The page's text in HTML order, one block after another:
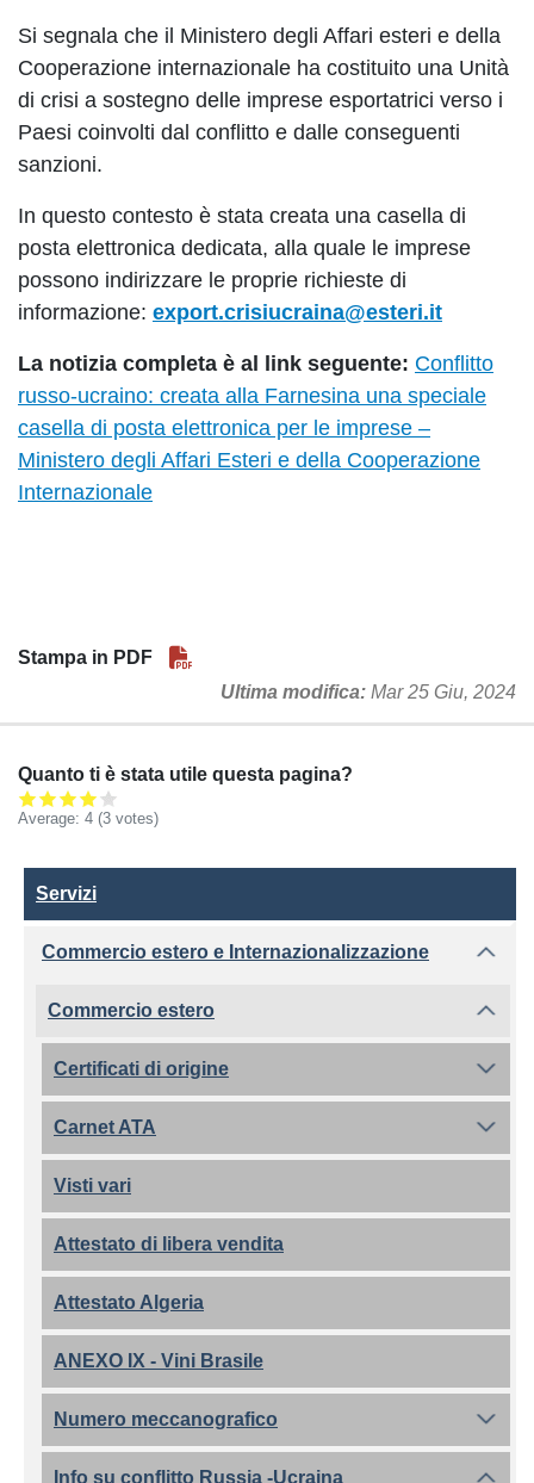
Si segnala che il Ministero degli Affari esteri e della
Cooperazione internazionale ha costituito una Unità
di crisi a sostegno delle imprese esportatrici verso i
Paesi coinvolti dal conflitto e dalle conseguenti
sanzioni.
In questo contesto è stata creata una casella di
posta elettronica dedicata, alla quale le imprese
possono indirizzare le proprie richieste di
informazione: export.crisiucraina@esteri.it
La notizia completa è al link seguente: Conflitto
russo-ucraino: creata alla Farnesina una speciale
casella di posta elettronica per le imprese –
Ministero degli Affari Esteri e della Cooperazione
Internazionale
Stampa in PDF
Ultima modifica Mar 25 Giu, 2024
Quanto ti è stata utile questa pagina?
Average: 4 (3 votes)
Servizi
Servizi
Commercio estero e Internazionalizzazione
Commercio estero
Certificati di origine
Carnet ATA
Visti vari
Attestato di libera vendita
Attestato Algeria
ANEXO IX - Vini Brasile
Numero meccanografico
Info su conflitto Russia -Ucraina